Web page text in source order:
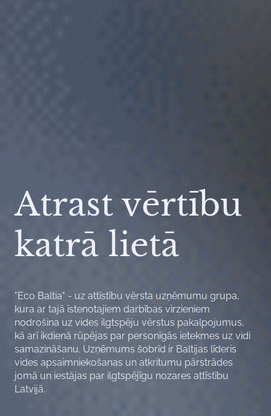
Atrast vērtību
katrā lietā
"Eco Baltia" - uz attīstību vērsta uzņēmumu grupa,
kura ar tajā īstenotajiem darbības virzieniem
nodrošina uz vides ilgtspēju vērstus pakalpojumus,
kā arī ikdienā rūpējas par personīgās ietekmes uz vidi
samazināšanu. Uzņēmums šobrīd ir Baltijas līderis
vides apsaimniekošanas un atkritumu pārstrādes
jomā un iestājas par ilgtspējīgu nozares attīstību
Latvijā.